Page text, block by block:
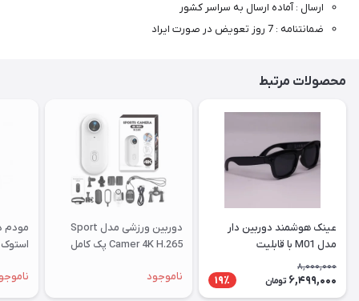
شکیبایی
🌹
پستی(کلیک
کنید)
ادامه
ارسال : آماده ارسال به سراسر کشور
ضمانتنامه : 7 روز تعویض در صورت ایراد
محصولات مرتبط
عینک هوشمند دوربین دار
مدل M01 با قابلیت
فیلم‌برداری ۴K
8,000,000
6,499,000 تومان 19٪
دوربین ورزشی مدل Sport
Camer 4K H.265 پک کامل
ناموجود